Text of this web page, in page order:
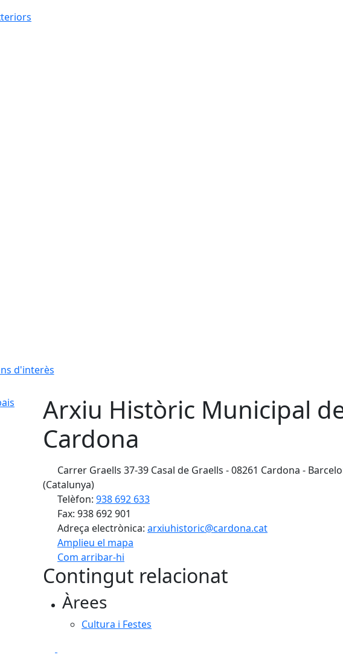
d'interès
Arxiu Històric Municipal
Cardona
Carrer Graells 37-39 Casal de Graells - 08261 Cardona -
(Catalunya)
Telèfon: 938 692 633
Fax: 938 692 901
Adreça electrònica: arxiuhistoric@cardona.cat
Amplieu el mapa
Com arribar-hi
+
Contingut relacionat
Àrees
Cultura i Festes